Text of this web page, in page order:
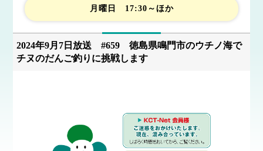
月曜日 17:30～ほか
2024年9月7日放送 #659 徳島県鳴門市のウチノ海で
チヌのだんご釣りに挑戦します